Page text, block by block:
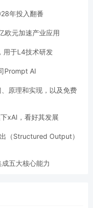
年投入翻番
欧元加速产业应用
用于L4技术研发
Prompt AI
原理和实现，以及免费
xAI，看好其发展
（Structured Output）
五大核心能力